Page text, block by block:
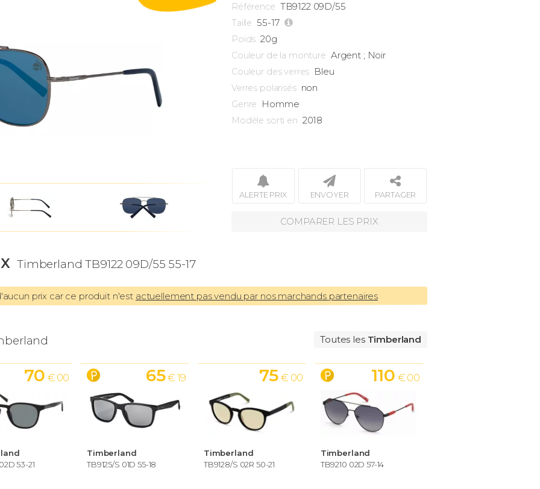
Référence TB9122 09D/55
Taille 55-17
Poids 20g
Couleur de la monture Argent ; Noir
Couleur des verres Bleu
Verres polarisés non
Genre Homme
Modèle sorti en 2018
ALERTE PRIX ENVOYER PARTAGER
COMPARER LES PRIX
Timberland TB9122 09D/55 55-17
prix car ce produit n'est actuellement pas vendu par nos marchands partenaires
Toutes les Timberland
53-21
70 € 00
Timberland
TB9125/S 01D 55-18
65 € 19
Timberland
TB9128/S 02R 50-21
75 € 00
Timberland
TB9210 02D 57-14
110 € 00